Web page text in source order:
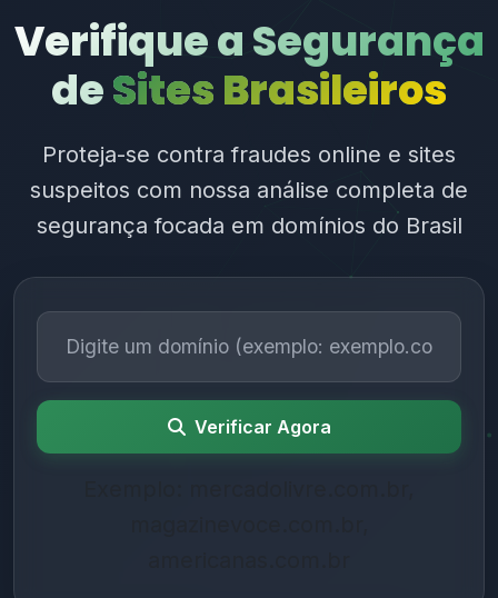
Verifique a Segurança
deSites Brasileiros
Proteja-se contra fraudes online e sites
suspeitos com nossa análise completa de
segurança focada em domínios do Brasil
Verificar Agora